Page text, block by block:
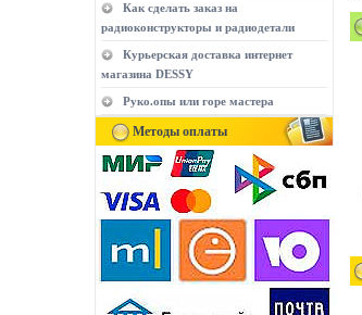
Как сделать заказ на
радиоконструкторы и радиодетали
Курьерская доставка интернет
магазина DESSY
Руко.опы или горе мастера
Методы оплаты